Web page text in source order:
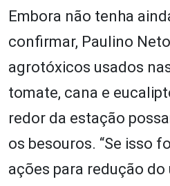
Embora não tenha
confirmar, Paulino
agrotóxicos usados
tomate, cana e
redor da estação
os besouros. “Se isso
ações para redução do